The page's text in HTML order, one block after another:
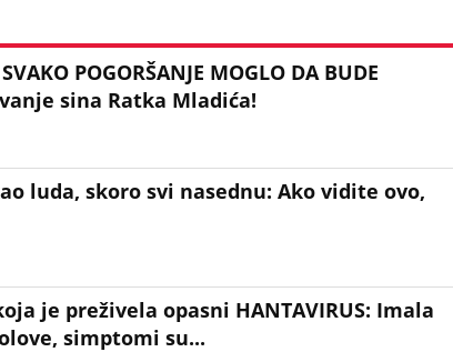
POGORŠANJE MOGLO DA BUDE
sina Ratka Mladića!
luda, skoro svi nasednu: Ako vidite ovo,
je preživela opasni HANTAVIRUS: Imala
simptomi su...